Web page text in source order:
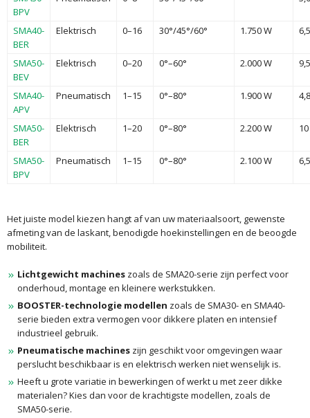
BPV
SMA40-
BER
Elektrisch 0–16 30°/45°/60° 1.750 W
SMA50-
BEV
Elektrisch 0–20 0°–60° 2.000 W
SMA40-
APV
Pneumatisch 1–15 0°–80° 1.900 W
SMA50-
BER
Elektrisch 1–20 0°–80° 2.200 W
SMA50-
BPV
Pneumatisch 1–15 0°–80° 2.100 W
Het juiste model kiezen hangt af van uw materiaalsoort, gewenste
afmeting van de laskant, benodigde hoekinstellingen en de beoogde
mobiliteit.
Lichtgewicht machines zoals de SMA20-serie zijn perfect voor
onderhoud, montage en kleinere werkstukken.
BOOSTER-technologie modellen zoals de SMA30- en SMA40-
serie bieden extra vermogen voor dikkere platen en intensief
industrieel gebruik.
Pneumatische machines zijn geschikt voor omgevingen waar
perslucht beschikbaar is en elektrisch werken niet wenselijk is.
Heeft u grote variatie in bewerkingen of werkt u met zeer dikke
materialen? Kies dan voor de krachtigste modellen, zoals de
SMA50-serie.